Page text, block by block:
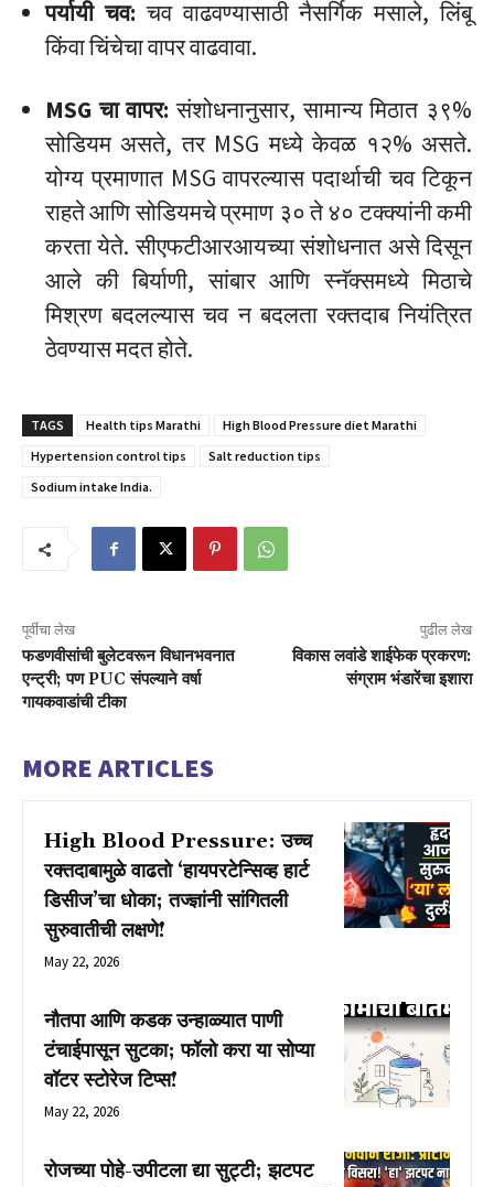
पर्यायी चव: चव वाढवण्यासाठी नैसर्गिक मसाले, लिंबू
किंवा चिंचेचा वापर वाढवावा.
MSG चा वापर: संशोधनानुसार, सामान्य मिठात ३९%
सोडियम असते, तर MSG मध्ये केवळ १२% असते.
योग्य प्रमाणात MSG वापरल्यास पदार्थाची चव टिकून
राहते आणि सोडियमचे प्रमाण ३० ते ४० टक्क्यांनी कमी
करता येते. सीएफटीआरआयच्या संशोधनात असे दिसून
आले की बिर्याणी, सांबार आणि स्नॅक्समध्ये मिठाचे
मिश्रण बदलल्यास चव न बदलता रक्तदाब नियंत्रित
ठेवण्यास मदत होते.
TAGS Health tips Marathi
High Blood Pressure diet Marathi
Hypertension control tips
Salt reduction tips
Sodium intake India.
पूर्वीचा लेख
फडणवीसांची बुलेटवरून विधानभवनात
एन्ट्री; पण PUC संपल्याने वर्षा
गायकवाडांची टीका
पुढील लेख
विकास लवांडे शाईफेक प्रकरण:
संग्राम भंडारेंचा इशारा
MORE ARTICLES
High Blood Pressure: उच्च
रक्तदाबामुळे वाढतो ‘हायपरटेन्सिव्ह हार्ट
डिसीज’चा धोका; तज्ज्ञांनी सांगितली
सुरुवातीची लक्षणे!
May 22, 2026
नौतपा आणि कडक उन्हाळ्यात पाणी
टंचाईपासून सुटका; फॉलो करा या सोप्या
वॉटर स्टोरेज टिप्स!
May 22, 2026
रोजच्या पोहे-उपीटला द्या सुट्टी; झटपट